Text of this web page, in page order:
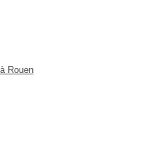
Rouen